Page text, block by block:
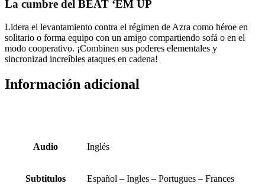
La cumbre del BEAT ‘EM UP
Lidera el levantamiento contra el régimen de Azra como héroe en
solitario o forma equipo con un amigo compartiendo sofá o en el
modo cooperativo. ¡Combinen sus poderes elementales y
sincronizad increíbles ataques en cadena!
Información adicional
Audio Inglés
Subtitulos Español – Ingles – Portugues – Frances